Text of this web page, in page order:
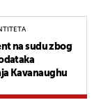
na sudu zbog
Kavanaughu